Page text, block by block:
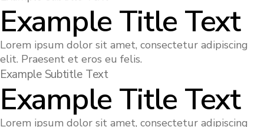
Example Title Text
Lorem ipsum dolor sit amet, consectetur adipiscing
elit. Praesent et eros eu felis.
Example Subtitle Text
Example Title Text
Lorem ipsum dolor sit amet, consectetur adipiscing